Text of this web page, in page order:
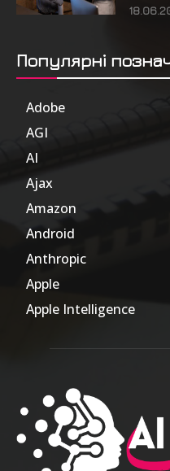
Популярні
Adobe
AGI
AI
Ajax
Amazon
Android
Anthropic
Apple
Apple Intelligence